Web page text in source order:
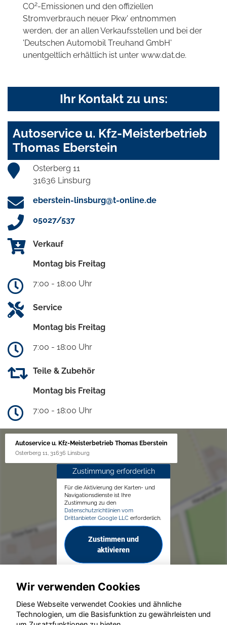
CO2-Emissionen und den offiziellen
Stromverbrauch neuer Pkw' entnommen
werden, der an allen Verkaufsstellen und bei der
'Deutschen Automobil Treuhand GmbH'
unentgeltlich erhältlich ist unter www.dat.de.
Ihr Kontakt zu uns:
Autoservice u. Kfz-Meisterbetrieb
Thomas Eberstein
Osterberg 11
31636 Linsburg
eberstein-linsburg@t-online.de
05027/537
Verkauf
Montag bis Freitag
7:00 - 18:00 Uhr
Service
Montag bis Freitag
7:00 - 18:00 Uhr
Teile & Zubehör
Montag bis Freitag
7:00 - 18:00 Uhr
Autoservice u. Kfz-Meisterbetrieb Thomas Eberstein
Osterberg 11, 31636 Linsburg
Zustimmung erforderlich
Für die Aktivierung der Karten- und
Navigationsdienste ist Ihre
Zustimmung zu den
Datenschutzrichtlinien vom
Drittanbieter Google LLC erforderlich.
Zustimmen und
aktivieren
Wir verwenden Cookies
Diese Webseite verwendet Cookies und ähnliche
Technologien, um die Basisfunktion zu gewährleisten und